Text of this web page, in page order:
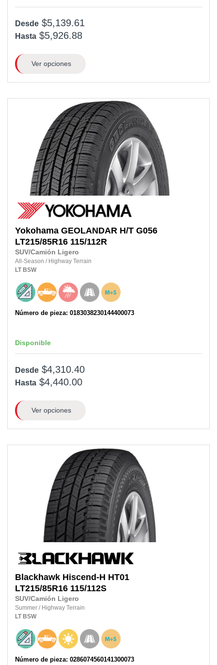
Desde $5,139.61
Hasta $5,926.88
Ver opciones
Yokohama GEOLANDAR H/T G056
LT215/85R16 115/112R
SUV/Camión Ligero
All-Season / Highway Terrain
LT BSW
Número de pieza: 0183038230144400073
Disponible
Desde $4,310.40
Hasta $4,440.00
Ver opciones
Blackhawk Hiscend-H HT01
LT215/85R16 115/112S
SUV/Camión Ligero
Summer / Highway Terrain
LT BSW
Número de pieza: 0286074560141300073